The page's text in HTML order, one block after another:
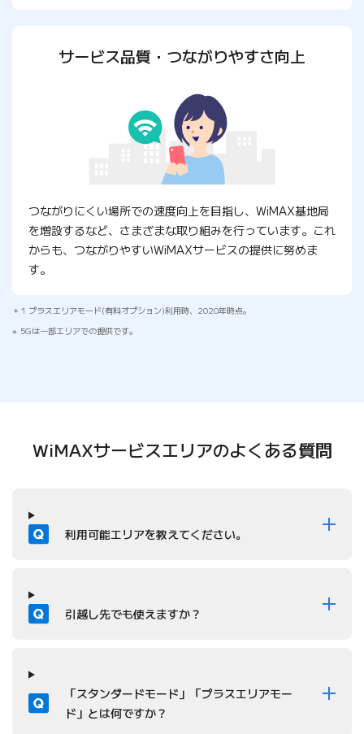
サービス品質・つながりやすさ向上
つながりにくい場所での速度向上を目指し、WiMAX基地局
を増設するなど、さまざまな取り組みを行っています。これ
からも、つながりやすいWiMAXサービスの提供に努めま
す。
1 プラスエリアモード(有料オプション)利用時、2020年時点。
5Gは一部エリアでの提供です。
WiMAXサービスエリアのよくある質問
質問 利用可能エリアを教えてください。
質問 引越し先でも使えますか？
質問
「スタンダードモード」「プラスエリアモー
ド」とは何ですか？